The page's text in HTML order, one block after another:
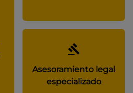
Asesoramiento legal
especializado